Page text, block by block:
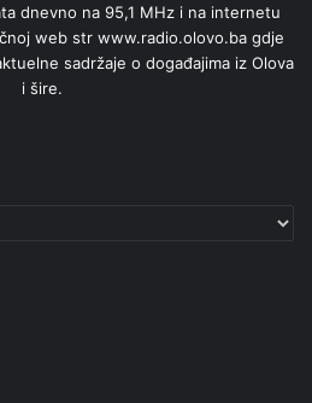
dnevno na 95,1 MHz i na internetu
web str www.radio.olovo.ba gdje
sadržaje o događajima iz Olova
i šire.